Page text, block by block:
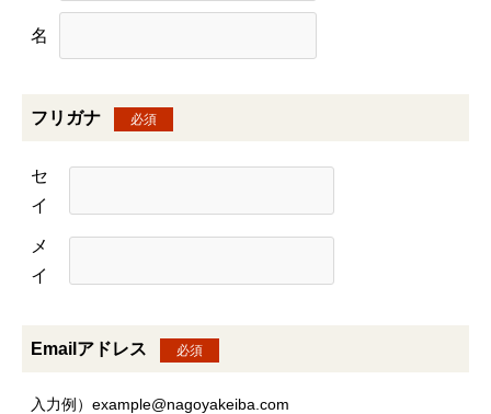
名
フリガナ 必須
セ
イ
メ
イ
Emailアドレス 必須
入力例）example@nagoyakeiba.com